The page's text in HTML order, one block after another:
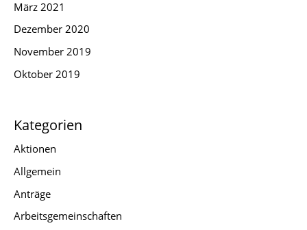
März 2021
Dezember 2020
November 2019
Oktober 2019
Kategorien
Aktionen
Allgemein
Anträge
Arbeitsgemeinschaften